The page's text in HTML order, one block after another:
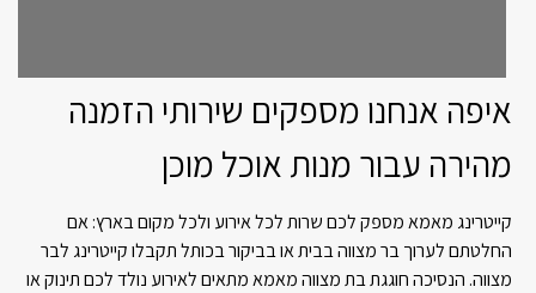
איפה אנחנו מספקים שירותי הזמנה
מהירה עבור מנות אוכל מוכן
קייטרינג מאמא מספק לכם שרות לכל אירוע ולכל מקום בארץ: אם
החלטתם לערוך בר מצווה בבית או בביקור בכותל תקבלו קייטרינג לבר
מצווה. הנסיכה חוגגת בת מצווה מאמא מתאים לאירוע נולד לכם תינוק או